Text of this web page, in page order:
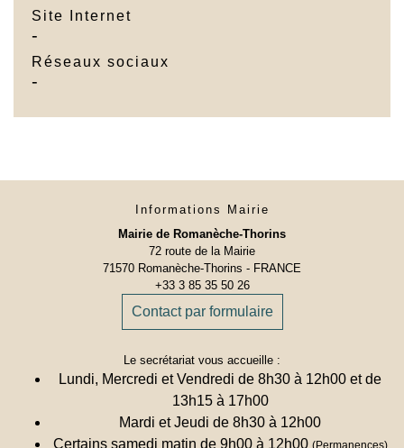
Site Internet
-
Réseaux sociaux
-
Informations Mairie
Mairie de Romanèche-Thorins
72 route de la Mairie
71570 Romanèche-Thorins - FRANCE
+33 3 85 35 50 26
Contact par formulaire
Le secrétariat vous accueille :
Lundi, Mercredi et Vendredi de 8h30 à 12h00 et de
13h15 à 17h00
Mardi et Jeudi de 8h30 à 12h00
Certains samedi matin de 9h00 à 12h00 (Permanences)